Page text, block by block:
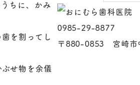
ちに、かみ
を割ってし
せ物を余儀
0985-29-8877
〒880-0853 宮崎市